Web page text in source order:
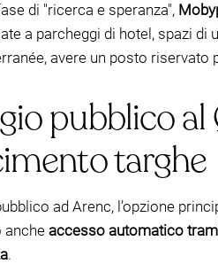
di "ricerca e speranza",
a parcheggi di hotel, spazi di
avere un posto
pubblico al
targhe
ad Arenc, l’opzione
anche accesso automatico
.